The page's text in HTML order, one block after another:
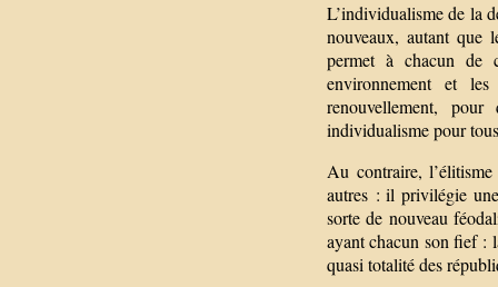
L’individualisme de la
nouveaux, autant que
permet à chacun de
environnement et
renouvellement,
individualisme pour
Au contraire,
autres : il privilégie
sorte de nouveau
ayant chacun son fief :
quasi totalité des